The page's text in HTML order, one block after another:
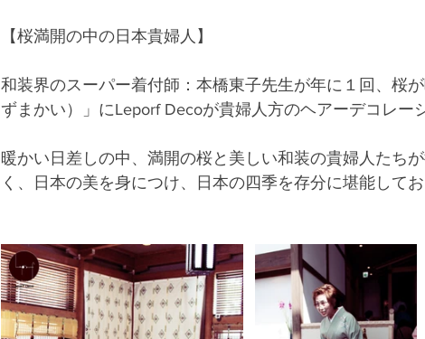
【桜満開の中の日本貴婦人】
和装界のスーパー着付師：本橋東子先生が年に１回、桜
ずまかい）」にLeporf Decoが貴婦人方のヘアーデコレー
暖かい日差しの中、満開の桜と美しい和装の貴婦人たち
く、日本の美を身につけ、日本の四季を存分に堪能してお